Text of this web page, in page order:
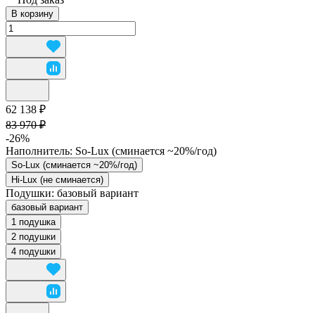
В корзину
62 138 ₽
83 970 ₽
-26%
Наполнитель: So-Lux (cминается ~20%/год)
So-Lux (cминается ~20%/год)
Hi-Lux (не сминается)
Подушки: базовый вариант
базовый вариант
1 подушка
2 подушки
4 подушки